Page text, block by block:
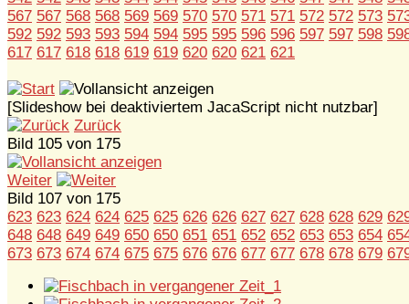
567 567 568 568 569 569 570 570 571 571 572 572 573
592 592 593 593 594 594 595 595 596 596 597 597 598
617 617 618 618 619 619 620 620 621 621
[Slideshow bei deaktiviertem JacaScript nicht nutzbar]
Zurück
Bild 105 von 175
Weiter
Bild 107 von 175
623 623 624 624 625 625 626 626 627 627 628 628 629
648 648 649 649 650 650 651 651 652 652 653 653 654
673 673 674 674 675 675 676 676 677 677 678 678 679